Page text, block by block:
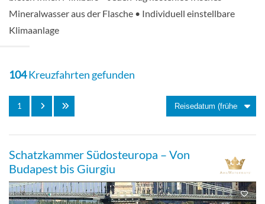
Mineralwasser aus der Flasche • Individuell einstellbare
Klimaanlage
104Kreuzfahrten gefunden
1
Schatzkammer Südosteuropa – Von
Budapest bis Giurgiu